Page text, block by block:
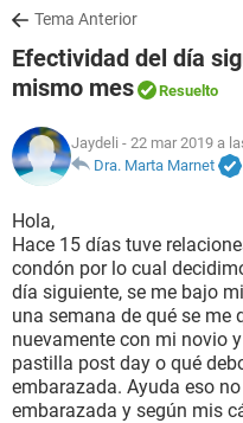
SALUD
FAMILIA
NUTRICIÓN
SEXUALIDAD
GLOSARIO
Tema Anterior
Efectividad del día
mismo mes
Resuelto
Jaydeli - 22 mar 2019 a
Dra. Marta Marnet
Hola,
Hace 15 días tuve
condón por lo cual
día siguiente, se me bajo
una semana de qué se me
nuevamente con mi novio
pastilla post day o qué
embarazada. Ayuda eso
embarazada y según mis